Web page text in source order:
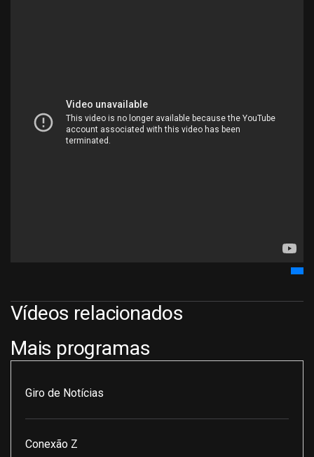
Vídeos relacionados
Mais programas
Giro de Notícias
Conexão Z